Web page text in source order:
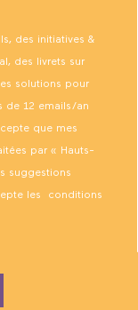
des initiatives &
des livrets sur
solutions pour
de 12 emails/an
que mes
par « Hauts-
suggestions
les conditions